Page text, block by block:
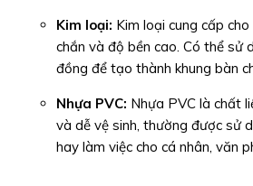
Kim loại: Kim loại cung cấp
chắn và độ bền cao. Có thể sử
đồng để tạo thành khung bàn
Nhựa PVC: Nhựa PVC là chất
và dễ vệ sinh, thường được sử
hay làm việc cho cá nhân, văn